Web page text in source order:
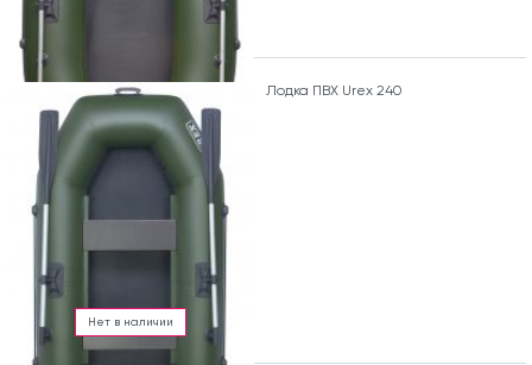
Нет в наличии
Лодка ПВХ Urex 240